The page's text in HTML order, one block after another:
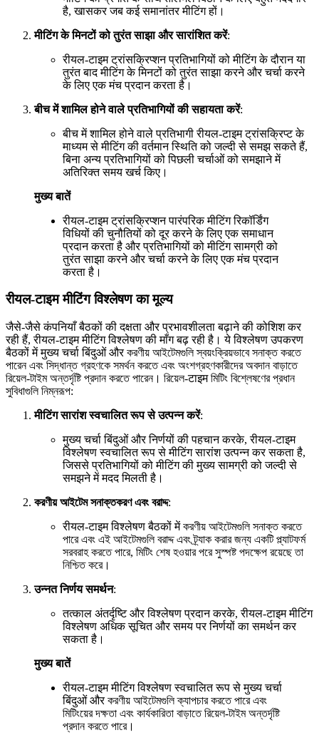
है, खासकर जब कई समानांतर मीटिंग हों।
मीटिंग के मिनटों को तुरंत साझा और सारांशित करें:
रीयल-टाइम ट्रांसक्रिप्शन प्रतिभागियों को मीटिंग के दौरान या
तुरंत बाद मीटिंग के मिनटों को तुरंत साझा करने और चर्चा करने
के लिए एक मंच प्रदान करता है।
बीच में शामिल होने वाले प्रतिभागियों की सहायता करें:
बीच में शामिल होने वाले प्रतिभागी रीयल-टाइम ट्रांसक्रिप्ट के
माध्यम से मीटिंग की वर्तमान स्थिति को जल्दी से समझ सकते हैं,
बिना अन्य प्रतिभागियों को पिछली चर्चाओं को समझाने में
अतिरिक्त समय खर्च किए।
मुख्य बातें
रीयल-टाइम ट्रांसक्रिप्शन पारंपरिक मीटिंग रिकॉर्डिंग
विधियों की चुनौतियों को दूर करने के लिए एक समाधान
प्रदान करता है और प्रतिभागियों को मीटिंग सामग्री को
तुरंत साझा करने और चर्चा करने के लिए एक मंच प्रदान
करता है।
रीयल-टाइम मीटिंग विश्लेषण का मूल्य
जैसे-जैसे कंपनियाँ बैठकों की दक्षता और प्रभावशीलता बढ़ाने की कोशिश कर
रही हैं, रीयल-टाइम मीटिंग विश्लेषण की माँग बढ़ रही है। ये विश्लेषण उपकरण
बैठकों में मुख्य चर्चा बिंदुओं और করণীয় আইটেমগুলি স্বয়ংক্রিয়ভাবে সনাক্ত করতে
পারেন এবং সিদ্ধান্ত গ্রহণকে সমর্থন করতে এবং অংশগ্রহণকারীদের অবদান বাড়াতে
রিয়েল-টাইম অন্তর্দৃষ্টি প্রদান করতে পারেন। রিয়েল-टाइम মিটিং বিশ্লেষণের প্রধান
সুবিধাগুলি নিম্নরূপ:
मीटिंग सारांश स्वचालित रूप से उत्पन्न करें:
मुख्य चर्चा बिंदुओं और निर्णयों की पहचान करके, रीयल-टाइम
विश्लेषण स्वचालित रूप से मीटिंग सारांश उत्पन्न कर सकता है,
जिससे प्रतिभागियों को मीटिंग की मुख्य सामग्री को जल्दी से
समझने में मदद मिलती है।
করণীয় আইটেম সনাক্তকরণ এবং বরাদ্দ:
रीयल-टाइम विश्लेषण बैठकों में করণীয় আইটেমগুলি সনাক্ত করতে
পারে এবং এই আইটেমগুলি বরাদ্দ এবং ট্র্যাক করার জন্য একটি প্ল্যাটফর্ম
সরবরাহ করতে পারে, মিটিং শেষ হওয়ার পরে সুস্পষ্ট পদক্ষেপ রয়েছে তা
নিশ্চিত করে।
उन्नत निर्णय समर्थन:
तत्काल अंतर्दृष्टि और विश्लेषण प्रदान करके, रीयल-टाइम मीटिंग
विश्लेषण अधिक सूचित और समय पर निर्णयों का समर्थन कर
सकता है।
मुख्य बातें
रीयल-टाइम मीटिंग विश्लेषण स्वचालित रूप से मुख्य चर्चा
बिंदुओं और করণীয় আইটেমগুলি ক্যাপচার করতে পারে এবং
মিটিংয়ের দক্ষতা এবং কার্যকারিতা বাড়াতে রিয়েল-টাইম অন্তর্দৃষ্টি
প্রদান করতে পারে।